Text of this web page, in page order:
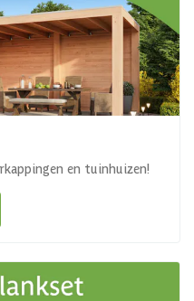
en tuinhuizen!